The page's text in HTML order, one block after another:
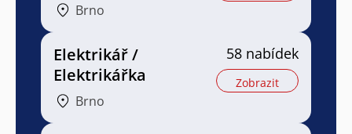
Brno
Elektrikář /
Elektrikářka
Brno
58 nabídek
Zobrazit